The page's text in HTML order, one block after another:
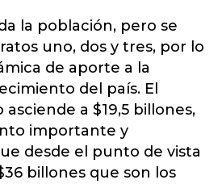
la población, pero se
uno, dos y tres, por lo
de aporte a la
del país. El
a $19,5 billones,
importante y
desde el punto de vista
billones que son los